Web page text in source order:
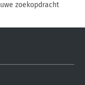
zoekopdracht